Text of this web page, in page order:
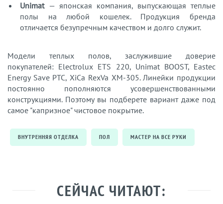
Unimat — японская компания, выпускающая теплые
полы на любой кошелек. Продукция бренда
отличается безупречным качеством и долго служит.
Модели теплых полов, заслужившие доверие
покупателей: Electrolux ETS 220, Unimat BOOST, Eastec
Energy Save PTC, XiCa RexVa XM-305. Линейки продукции
постоянно пополняются усовершенствованными
конструкциями. Поэтому вы подберете вариант даже под
самое "капризное" чистовое покрытие.
ВНУТРЕННЯЯ ОТДЕЛКА ПОЛ МАСТЕР НА ВСЕ РУКИ
СЕЙЧАС ЧИТАЮТ: